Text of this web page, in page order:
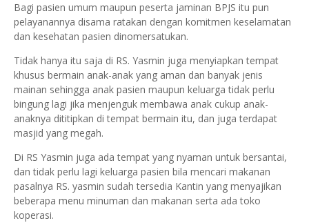
Bagi pasien umum maupun peserta jaminan BPJS itu pun
pelayanannya disama ratakan dengan komitmen keselamatan
dan kesehatan pasien dinomersatukan.
Tidak hanya itu saja di RS. Yasmin juga menyiapkan tempat
khusus bermain anak-anak yang aman dan banyak jenis
mainan sehingga anak pasien maupun keluarga tidak perlu
bingung lagi jika menjenguk membawa anak cukup anak-
anaknya dititipkan di tempat bermain itu, dan juga terdapat
masjid yang megah.
Di RS Yasmin juga ada tempat yang nyaman untuk bersantai,
dan tidak perlu lagi keluarga pasien bila mencari makanan
pasalnya RS. yasmin sudah tersedia Kantin yang menyajikan
beberapa menu minuman dan makanan serta ada toko
koperasi.